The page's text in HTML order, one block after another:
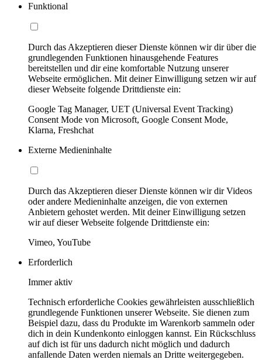
Funktional
Durch das Akzeptieren dieser Dienste können wir dir über die
grundlegenden Funktionen hinausgehende Features
bereitstellen und dir eine komfortable Nutzung unserer
Webseite ermöglichen. Mit deiner Einwilligung setzen wir auf
dieser Webseite folgende Drittdienste ein:
Google Tag Manager, UET (Universal Event Tracking)
Consent Mode von Microsoft, Google Consent Mode,
Klarna, Freshchat
Externe Medieninhalte
Durch das Akzeptieren dieser Dienste können wir dir Videos
oder andere Medieninhalte anzeigen, die von externen
Anbietern gehostet werden. Mit deiner Einwilligung setzen
wir auf dieser Webseite folgende Drittdienste ein:
Vimeo, YouTube
Erforderlich
Immer aktiv
Technisch erforderliche Cookies gewährleisten ausschließlich
grundlegende Funktionen unserer Webseite. Sie dienen zum
Beispiel dazu, dass du Produkte im Warenkorb sammeln oder
dich in dein Kundenkonto einloggen kannst. Ein Rückschluss
auf dich ist für uns dadurch nicht möglich und dadurch
anfallende Daten werden niemals an Dritte weitergegeben.